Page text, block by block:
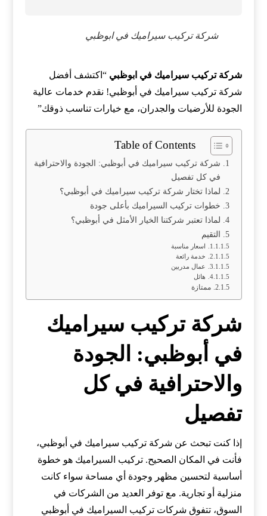
شركة تركيب سيراميك في ابوظبي
شركة تركيب سيراميك في ابوظبي“اكتشف أفضل
شركة تركيب سيراميك في أبوظبي! نقدم خدمات عالية
الجودة للأرضيات والجدران، مع خيارات تناسب ذوقك”
Table of Contents
شركة تركيب سيراميك في أبوظبي: الجودة والاحترافية
في كل تفصيل
لماذا تختار شركة تركيب سيراميك في أبوظبي؟
خطوات تركيب السيراميك بأعلى جودة
لماذا تعتبر شركتنا الخيار الأمثل في أبوظبي؟
التقيم
اسعار مناسبة
خدمة رائعة
عمال مدربين
هائل
ممتازة
شركة تركيب سيراميك
في أبوظبي: الجودة
والاحترافية في كل
تفصيل
إذا كنت تبحث عن شركة تركيب سيراميك في أبوظبي،
فأنت في المكان الصحيح. تركيب السيراميك هو خطوة
أساسية لتحسين مظهر وجودة أي مساحة سواء كانت
منزلية أو تجارية. مع توفر العديد من الشركات في
السوق، تتفوق شركات تركيب السيراميك في أبوظبي